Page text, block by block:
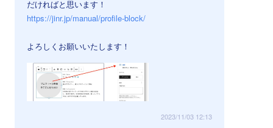
だければと思います！
https://jinr.jp/manual/profile-block/
よろしくお願いいたします！
2023/11/03 12:13